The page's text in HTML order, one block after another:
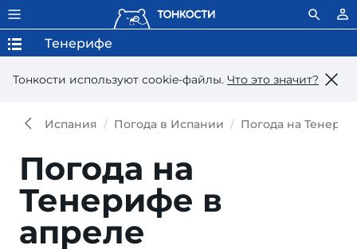
Тонкости используют сookie-файлы. Что это значит?
Тенерифе
Испания Погода в Испании Погода на
Погода на
Тенерифе в
апреле